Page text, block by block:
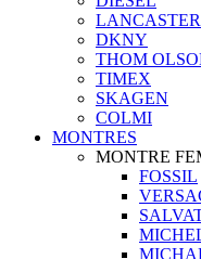
LANCASTER
DKNY
THOM
TIMEX
SKAGEN
COLMI
MONTRES
MONTRE
FOSSIL